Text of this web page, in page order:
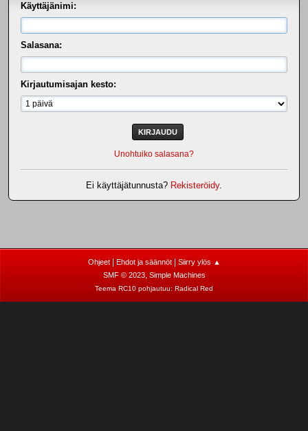
Käyttäjänimi:
Salasana:
Kirjautumisajan kesto:
Unohtuiko salasana?
Ei käyttäjätunnusta? Rekisteröidy.
Ohjeet| Ehdot ja säännöt|
Siirry ylös ▲
SMF © 2023, Simple Machines
Teema RC10 pohjautuu: Radical Red